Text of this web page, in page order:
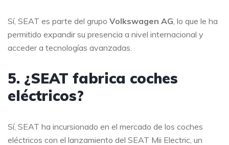
Sí, SEAT es parte del grupo Volkswagen AG, lo que le ha
permitido expandir su presencia a nivel internacional y
acceder a tecnologías avanzadas.
5. ¿SEAT fabrica coches
eléctricos?
Sí, SEAT ha incursionado en el mercado de los coches
eléctricos con el lanzamiento del SEAT Mii Electric, un